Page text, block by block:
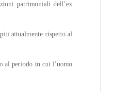
patrimoniali dell’ex
attualmente rispetto al
al periodo in cui l’uomo